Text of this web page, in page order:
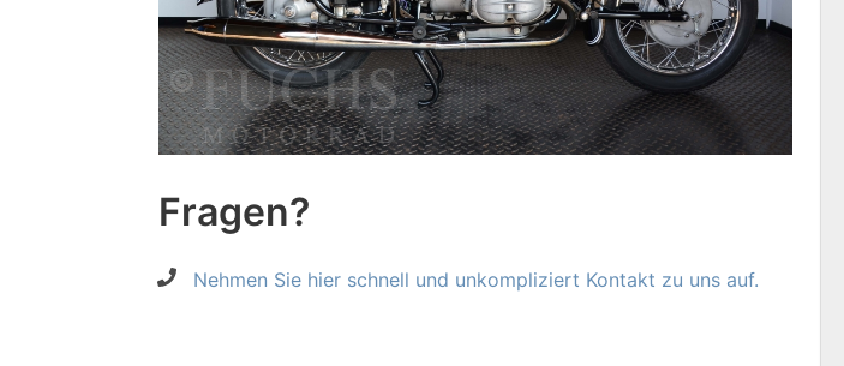
Fragen?
Nehmen Sie hier schnell und unkompliziert Kontakt zu uns auf.